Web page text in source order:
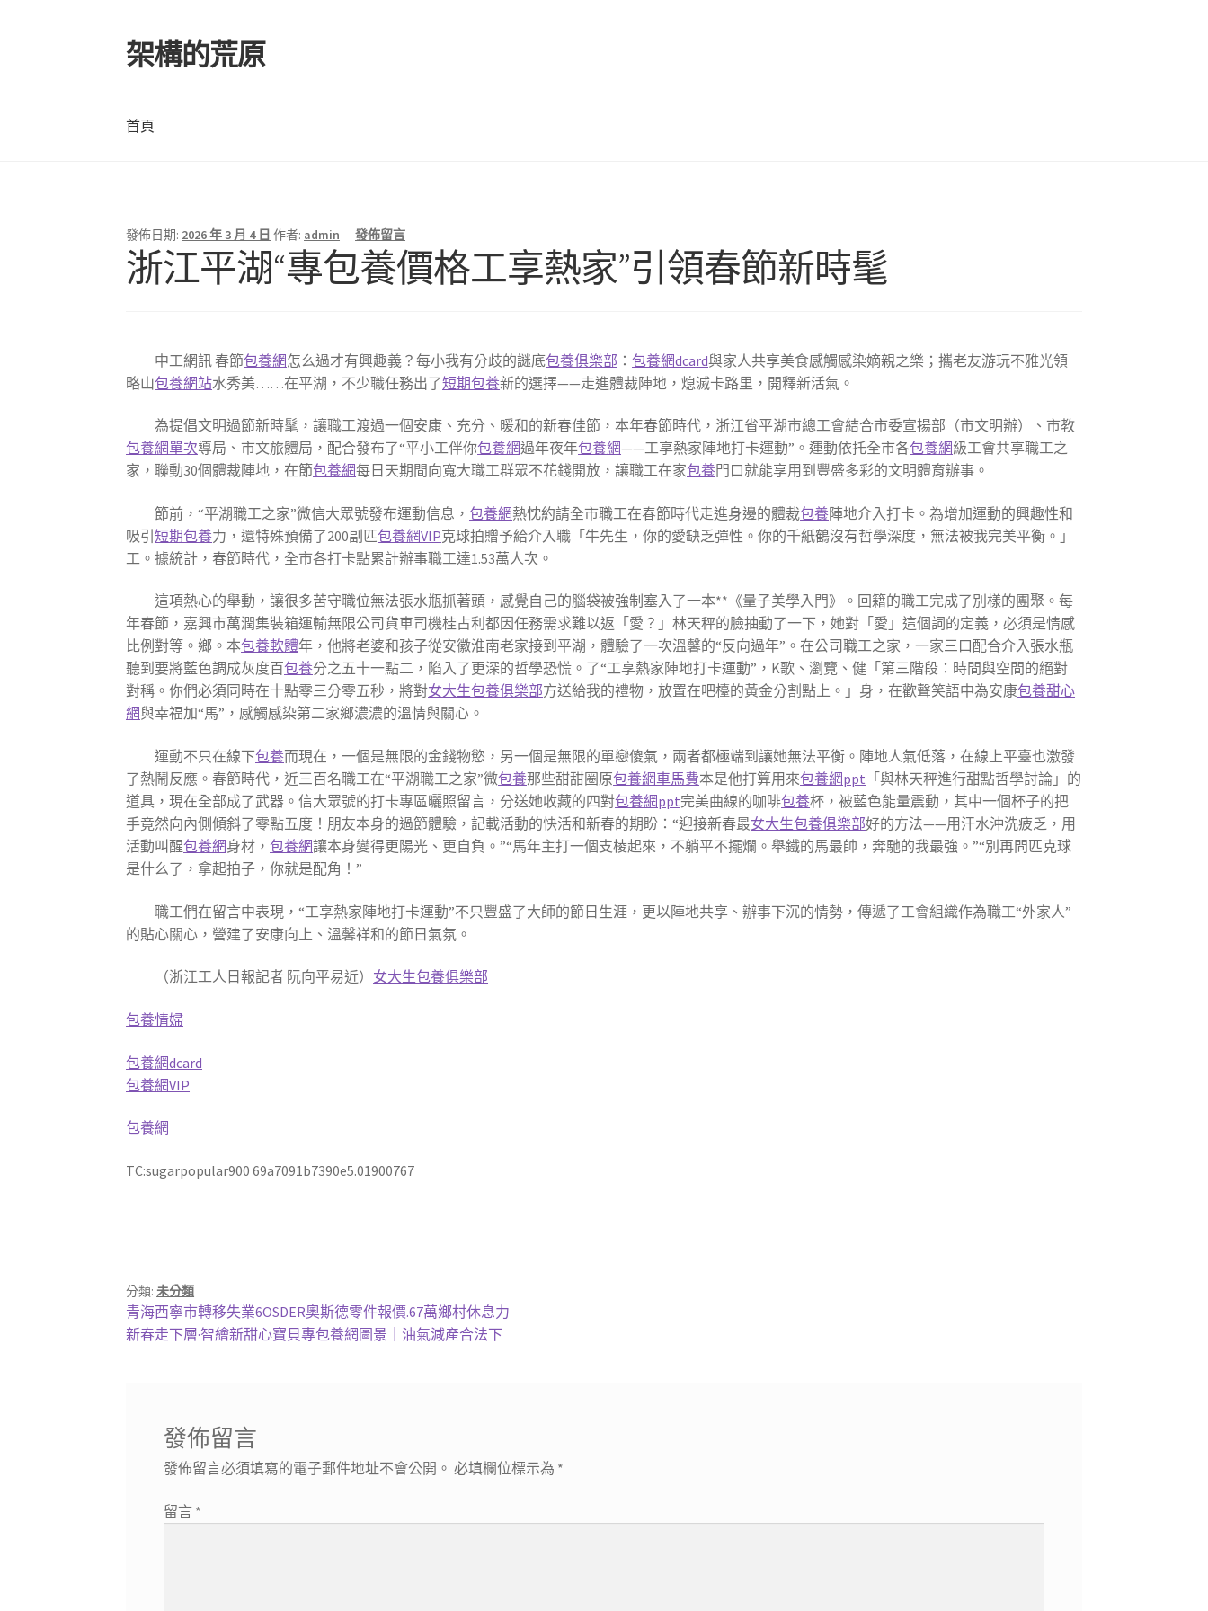
跳
至
覽
列
跳
至
要
內
架構的荒原
首頁
發佈日期: 2026 年 3 月 4 日 作者: admin —發佈留言
浙江平湖“專包養價格工享熱家”引領春節新時髦
中工網訊 春節包養網怎么過才有興趣義？每小我有分歧的謎底包養俱樂部 ：包養網dcard與家人共享美食感觸感染嫡親之樂；攜老友游玩不雅光領
略山包養網站水秀美……在平湖，不少職任務出了短期包養新的選擇——走進體裁陣地，熄滅卡路里，開釋新活氣。
為提倡文明過節新時髦，讓職工渡過一個安康、充分、暖和的新春佳節，本年春節時代， 浙江省平湖市總工會結合市委宣揚部（市文明辦）、市教
包養網單次導局、市文旅體局，配合發布了“平小工伴你包養網過年夜年包養網——工享熱家陣地打卡運動”。運動依托全市各包養網級工會共享職工之
家，聯動30個體裁陣地，在節包養網每日天期間向寬大職工群眾不花錢開放，讓職工在家包養門口就能享用到豐盛多彩的文明體育辦事。
節前，“平湖職工之家”微信大眾號發布運動信息，包養網熱忱約請全市職工在春節時代走進身邊的體裁包養陣地介入打卡。為增加運動的興趣性和
吸引短期包養力，還特殊預備了200副匹包養網VIP克球拍贈予給介入職「牛先生，你的愛缺乏彈性。你的千紙鶴沒有哲學深度，無法被我完美平衡。」
工。據統計，春節時代，全市各打卡點累計辦事職工達1.53萬人次。
這項熱心的舉動，讓很多苦守職位無法張水瓶抓著頭，感覺自己的腦袋被強制塞入了一本**《量子美學入門》。回籍的職工完成了別樣的團聚。每
年春節，嘉興市萬潤集裝箱運輸無限公司貨車司機桂占利都因任務需求難以返「愛？」林天秤的臉抽動了一下，她對「愛」這個詞的定義，必須是情感
比例對等。鄉。本包養軟體年，他將老婆和孩子從安徽淮南老家接到平湖，體驗了一次溫馨的“反向過年”。在公司職工之家，一家三口配合介入張水瓶
聽到要將藍色調成灰度百包養分之五十一點二，陷入了更深的哲學恐慌。了“工享熱家陣地打卡運動”，K歌、瀏覽、健「第三階段：時間與空間的絕對
對稱。你們必須同時在十點零三分零五秒，將對女大生包養俱樂部方送給我的禮物，放置在吧檯的黃金分割點上。」身，在歡聲笑語中為安康包養甜心
網與幸福加“馬”，感觸感染第二家鄉濃濃的溫情與關心。
運動不只在線下包養而現在，一個是無限的金錢物慾，另一個是無限的單戀傻氣，兩者都極端到讓她無法平衡。陣地人氣低落，在線上平臺也激發
了熱鬧反應。春節時代，近三百名職工在“平湖職工之家”微包養那些甜甜圈原包養網車馬費本是他打算用來包養網ppt 「與林天秤進行甜點哲學討論」的
道具，現在全部成了武器。信大眾號的打卡專區曬照留言，分送她收藏的四對包養網ppt完美曲線的咖啡包養杯，被藍色能量震動，其中一個杯子的把
手竟然向內側傾斜了零點五度！朋友本身的過節體驗，記載活動的快活和新春的期盼：“迎接新春最女大生包養俱樂部好的方法——用汗水沖洗疲乏，用
活動叫醒包養網身材，包養網讓本身變得更陽光、更自負。”“馬年主打一個支棱起來，不躺平不擺爛。舉鐵的馬最帥，奔馳的我最強。”“別再問匹克球
是什么了，拿起拍子，你就是配角！”
職工們在留言中表現，“工享熱家陣地打卡運動”不只豐盛了大師的節日生涯，更以陣地共享、辦事下沉的情勢，傳遞了工會組織作為職工“外家人”
的貼心關心，營建了安康向上、溫馨祥和的節日氣氛。
（浙江工人日報記者 阮向平易近） 女大生包養俱樂部
包養情婦
包養網dcard
包養網VIP
包養網
TC:sugarpopular900 69a7091b7390e5.01900767
分類: 未分類
文
章
上
一
青海西寧市轉移失業6OSDER奧斯德零件報價.67萬鄉村休息力
下
新春走下層·智繪新甜心寶貝專包養網圖景｜油氣減產合法下
發佈留言
發佈留言必須填寫的電子郵件地址不會公開。 必填欄位標示為 *
留言 *